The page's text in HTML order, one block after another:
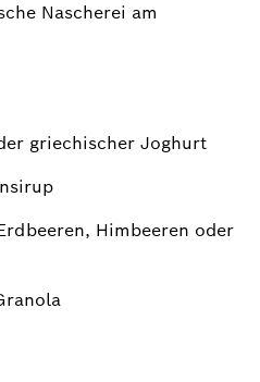
Nascherei am
griechischer Joghurt
Himbeeren oder